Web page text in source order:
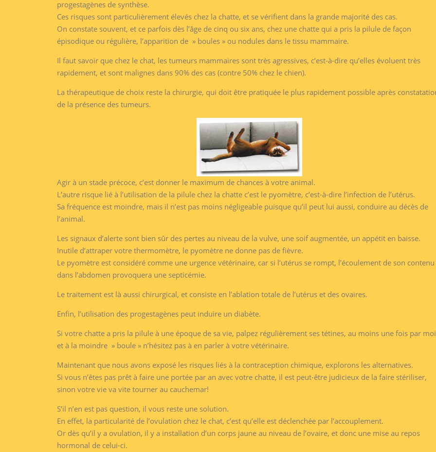
progestagènes de synthèse.
Ces risques sont particulièrement élevés chez la chatte, et se vérifient dans la grande majorité des cas.
On constate souvent, et ce parfois dès l’âge de cinq ou six ans, chez une chatte qui a pris la pilule de façon
épisodique ou régulière, l’apparition de » boules » ou nodules dans le tissu mammaire.
Il faut savoir que chez le chat, les tumeurs mammaires sont très agressives, c’est-à-dire qu’elles évoluent très
rapidement, et sont malignes dans 90% des cas (contre 50% chez le chien).
La thérapeutique de choix reste la chirurgie, qui doit être pratiquée le plus rapidement possible après
de la présence des tumeurs.
Agir à un stade précoce, c’est donner le maximum de chances à votre animal.
L’autre risque lié à l’utilisation de la pilule chez la chatte c’est le pyomètre, c’est-à-dire l’infection de l’utérus.
Sa fréquence est moindre, mais il n’est pas moins négligeable puisque qu’il peut lui aussi, conduire au décès de
l’animal.
Les signaux d’alerte sont bien sûr des pertes au niveau de la vulve, une soif augmentée, un appétit en baisse.
Inutile d’attraper votre thermomètre, le pyomètre ne donne pas de fièvre.
Le pyomètre est considéré comme une urgence vétérinaire, car si l’utérus se rompt, l’écoulement de son contenu
dans l’abdomen provoquera une septicémie.
Le traitement est là aussi chirurgical, et consiste en l’ablation totale de l’utérus et des ovaires.
Enfin, l’utilisation des progestagènes peut induire un diabète.
Si votre chatte a pris la pilule à une époque de sa vie, palpez régulièrement ses tétines, au moins une fois par
et à la moindre » boule » n’hésitez pas à en parler à votre vétérinaire.
Maintenant que nous avons exposé les risques liés à la contraception chimique, explorons les alternatives.
Si vous n’êtes pas prêt à faire une portée par an avec votre chatte, il est peut-être judicieux de la faire stériliser,
sinon votre vie va vite tourner au cauchemar!
S’il n’en est pas question, il vous reste une solution.
En effet, la particularité de l’ovulation chez le chat, c’est qu’elle est déclenchée par l’accouplement.
Or dès qu’il y a ovulation, il y a installation d’un corps jaune au niveau de l’ovaire, et donc une mise au repos
hormonal de celui-ci.